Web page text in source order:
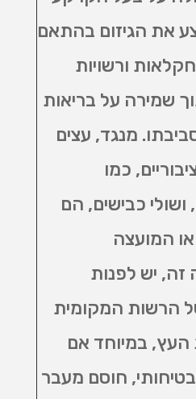
את הגיזום בהתאם
ורשויות
שמירה על בריאות
מנגד, עצים
כמו
כבישים, הם
או המועצה
יש לפנות
הרשות המקומית
במיוחד אם
חוסם מעבר